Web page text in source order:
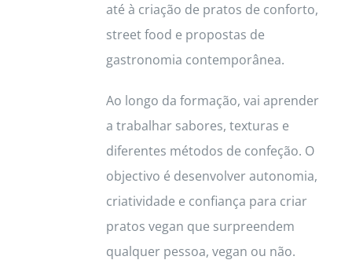
até à criação de pratos de conforto,
street food e propostas de
gastronomia contemporânea.
Ao longo da formação, vai aprender
a trabalhar sabores, texturas e
diferentes métodos de confeção. O
objectivo é desenvolver autonomia,
criatividade e confiança para criar
pratos vegan que surpreendem
qualquer pessoa, vegan ou não.